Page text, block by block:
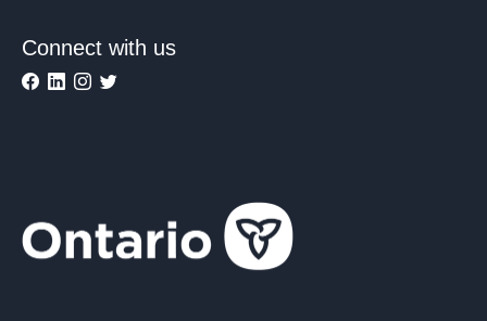
Connect with us